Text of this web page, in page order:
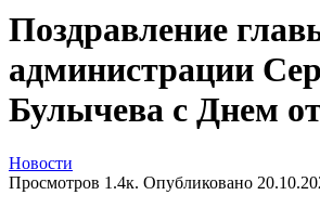
Поздравление
администрации
Булычева с Днем
Новости
Просмотров 1.4к. Опубликовано